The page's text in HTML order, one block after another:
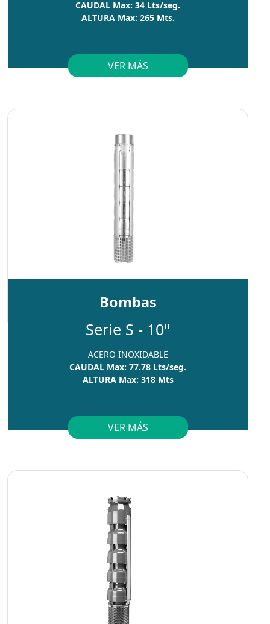
CAUDAL Max: 34 Lts/seg.
ALTURA Max: 265 Mts.
VER MÁS
Bombas
Serie S - 10"
ACERO INOXIDABLE
CAUDAL Max: 77.78 Lts/seg.
ALTURA Max: 318 Mts
VER MÁS